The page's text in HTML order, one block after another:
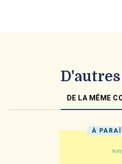
DE LA MÊME
À